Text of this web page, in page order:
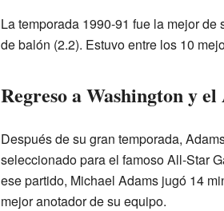
La temporada 1990-91 fue la mejor
de balón (2.2). Estuvo entre los 10
Regreso a Washington y
Después de su gran temporada,
seleccionado para el famoso All-Star
ese partido, Michael Adams jugó 14
mejor anotador de su equipo.